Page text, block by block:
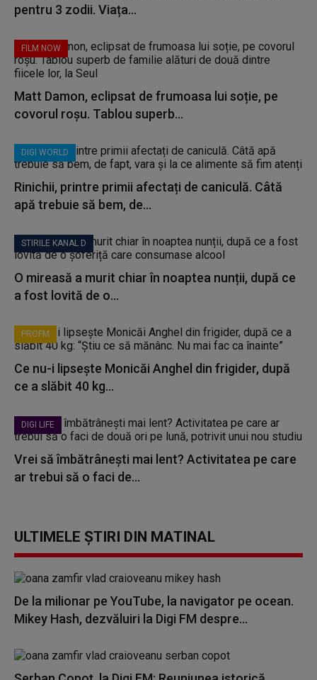
pentru 3 zodii. Viața...
FILM NOW
Matt Damon, eclipsat de frumoasa lui soție, pe
covorul roșu. Tablou superb...
DIGI WORLD
Rinichii, printre primii afectați de caniculă. Câtă
apă trebuie să bem, de...
STIRILE KANAL D
O mireasă a murit chiar în noaptea nunții, după ce
a fost lovită de o...
PROFM
Ce nu-i lipsește Monicăi Anghel din frigider, după
ce a slăbit 40 kg...
DIGI LIFE
Vrei să îmbătrânești mai lent? Activitatea pe care
ar trebui să o faci de...
ULTIMELE ȘTIRI DIN MATINAL
De la milionar pe YouTube, la navigator pe ocean.
Mikey Hash, dezvăluiri la Digi FM despre...